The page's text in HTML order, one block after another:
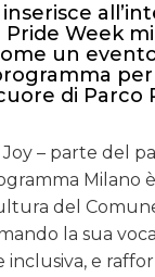
inserisce
Week
un
per
di Parco
– parte del
Milano
del
la sua
inclusiva, e